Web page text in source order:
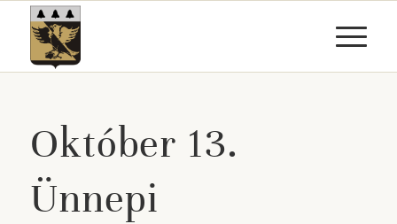
Október 13.
Ünnepi